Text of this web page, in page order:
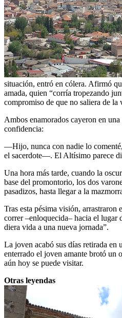
situación, entró en cólera. Afirmó
amada, quien “corría tropezando
compromiso de que no saliera de
Ambos enamorados cayeron en
confidencia:
—Hijo, nunca con nadie lo comenté,
el sacerdote—. El Altísimo parece
Una hora más tarde, cuando la
base del promontorio, los dos
pasadizos, hasta llegar a la
Tras esta pésima visión,
correr –enloquecida– hacia el lugar
diera vida a una nueva jornada”.
La joven acabó sus días retirada
enterrado el joven amante brotó un
aún hoy se puede visitar.
Otras leyendas